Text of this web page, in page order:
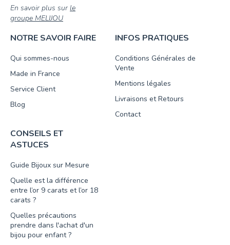
En savoir plus sur le
groupe MELIJOU
NOTRE SAVOIR FAIRE
Qui sommes-nous
Made in France
Service Client
Blog
INFOS PRATIQUES
Conditions Générales de
Vente
Mentions légales
Livraisons et Retours
Contact
CONSEILS ET
ASTUCES
Guide Bijoux sur Mesure
Quelle est la différence
entre l’or 9 carats et l’or 18
carats ?
Quelles précautions
prendre dans l'achat d'un
bijou pour enfant ?